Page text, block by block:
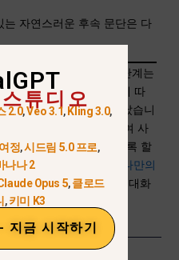
자연스러운 후속 문단은 다
되는 동안, 다음 진화 단계는
에 보인다. 초기 보고서에 따
에서 성능 향상이 나타났습니
최초 기회에 이를 통합하여 사
이드를 경험할 수 있도록 할
있습니다.
나만의
약, 여러분의 일 년 간의 대화
립니다.
튜디오
2.0,Veo 3.1,Kling 3.0,
정,시드림 5.0 프로,
나나 2
Opus 5,클로드
,키미 K3
지금 시작하기